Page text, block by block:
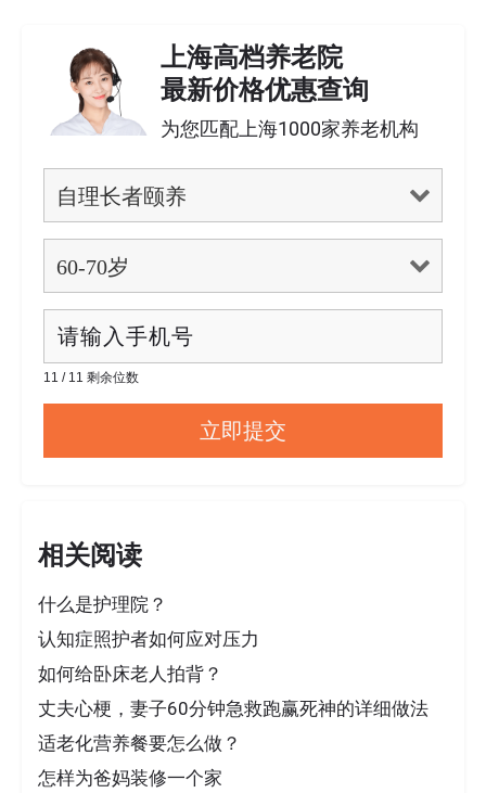
上海高档养老院
最新价格优惠查询
为您匹配上海1000家养老机构
11 / 11 剩余位数
相关阅读
什么是护理院？
认知症照护者如何应对压力
如何给卧床老人拍背？
丈夫心梗，妻子60分钟急救跑赢死神的详细做法
适老化营养餐要怎么做？
怎样为爸妈装修一个家